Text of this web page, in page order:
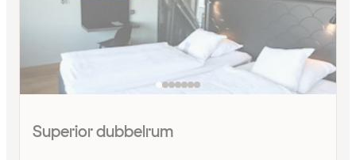
Superior dubbelrum